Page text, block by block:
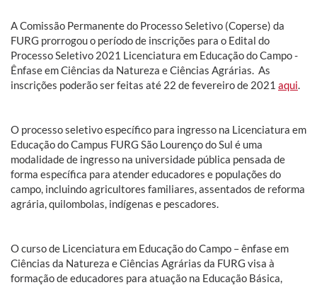
A Comissão Permanente do Processo Seletivo (Coperse) da
FURG prorrogou o período de inscrições para o Edital do
Processo Seletivo 2021 Licenciatura em Educação do Campo -
Ênfase em Ciências da Natureza e Ciências Agrárias. As
inscrições poderão ser feitas até 22 de fevereiro de 2021 aqui
O processo seletivo específico para ingresso na Licenciatura em
Educação do Campus FURG São Lourenço do Sul é uma
modalidade de ingresso na universidade pública pensada de
forma específica para atender educadores e populações do
campo, incluindo agricultores familiares, assentados de reforma
agrária, quilombolas, indígenas e pescadores.
O curso de Licenciatura em Educação do Campo – ênfase em
Ciências da Natureza e Ciências Agrárias da FURG visa à
formação de educadores para atuação na Educação Básica,